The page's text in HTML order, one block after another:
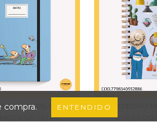
compra. ENTENDIDO
MONOBLOCK
SELFIE...
CUADERNO
ANILLADO